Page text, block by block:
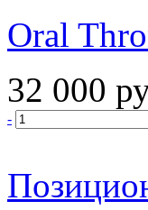
Oral
32 000
-